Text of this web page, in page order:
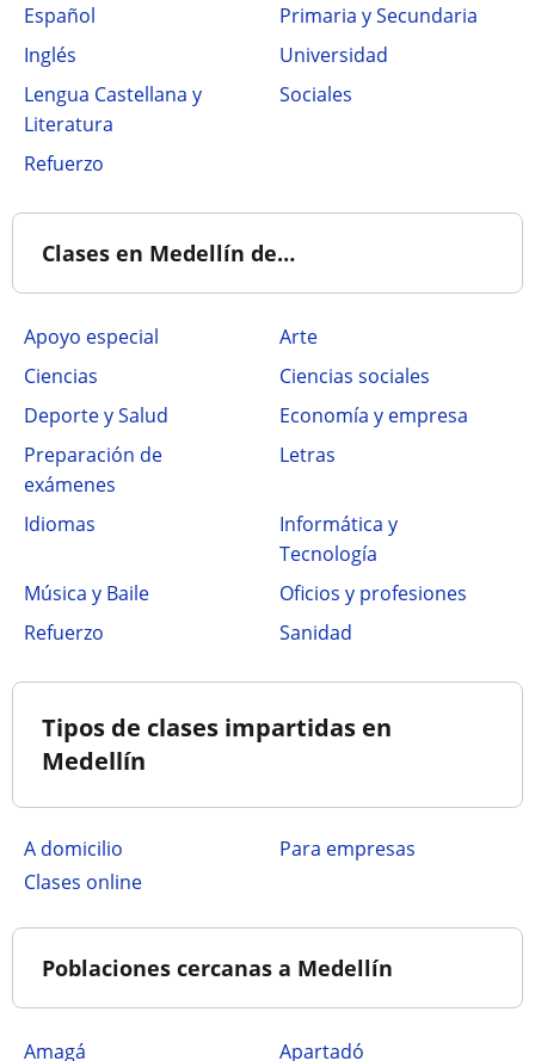
Español
Primaria y Secundaria
Inglés
Universidad
Lengua Castellana y
Literatura
Sociales
Refuerzo
Clases en Medellín de…
Apoyo especial
Arte
Ciencias
Ciencias sociales
Deporte y Salud
Economía y empresa
Preparación de
exámenes
Letras
Idiomas
Informática y
Tecnología
Música y Baile
Oficios y profesiones
Refuerzo
Sanidad
Tipos de clases impartidas en
Medellín
a domicilio
para empresas
clases online
Poblaciones cercanas a Medellín
Amagá
Apartadó